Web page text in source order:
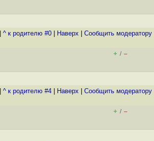
^ к родителю #0 Наверх Cообщить модератору
+ / –
^ к родителю #4 Наверх Cообщить модератору
+ / –